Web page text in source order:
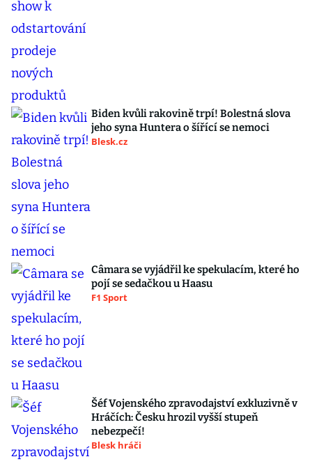
Biden kvůli rakovině trpí! Bolestná slova
jeho syna Huntera o šířící se nemoci
Blesk.cz
Câmara se vyjádřil ke spekulacím, které ho
pojí se sedačkou u Haasu
F1 Sport
Šéf Vojenského zpravodajství exkluzivně v
Hráčích: Česku hrozil vyšší stupeň
nebezpečí!
Blesk hráči